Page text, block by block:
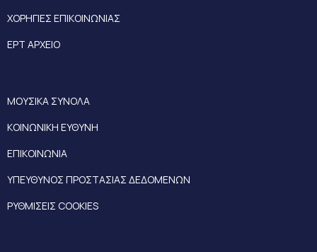
ΧΟΡΗΓΙΕΣ ΕΠΙΚΟΙΝΩΝΙΑΣ
ΕΡΤ ΑΡΧΕΙΟ
ΜΟΥΣΙΚΑ ΣΥΝΟΛΑ
ΚΟΙΝΩΝΙΚΗ ΕΥΘΥΝΗ
ΕΠΙΚΟΙΝΩΝΙΑ
ΥΠΕΥΘΥΝΟΣ ΠΡΟΣΤΑΣΙΑΣ ΔΕΔΟΜΕΝΩΝ
ΡΥΘΜΙΣΕΙΣ COOKIES